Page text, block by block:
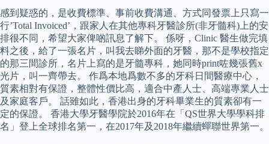
感到疑惑的，是收費標準、事前收費溝通、方式同發票上只寫一
行’Total Invoiced’，跟家人在其他專科牙醫診所(非牙髓科)上的安
排很不同，希望大家俾啲訊息了解下。 係呀，Clinic 醫生做完填
料之後，給了一張名片，叫我去睇外面的牙醫，那不是學校指定
的那三間診所，名片上寫的是牙髓專科，她同時print咗幾張舊x
光片，叫一齊帶去。 作爲本地爲數不多的牙科日間醫療中心，
質素相對有保證，整體性價比高，適合中產人士、高端專業人士
及家庭客戶。 話雖如此，香港出身的牙科畢業生的質素卻有一
定的保證。 香港大學牙醫學院於2016年在「QS世界大學學科排
名」登上全球排名第一，在2017年及2018年繼續蟬聯世界第一。